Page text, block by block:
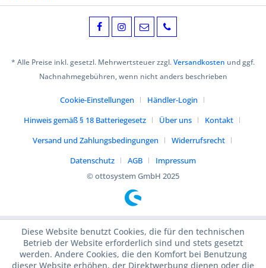
* Alle Preise inkl. gesetzl. Mehrwertsteuer zzgl.Versandkosten und ggf.
Nachnahmegebühren, wenn nicht anders beschrieben
Cookie-Einstellungen
Händler-Login
Hinweis gemäß § 18 Batteriegesetz
Über uns
Kontakt
Versand und Zahlungsbedingungen
Widerrufsrecht
Datenschutz
AGB
Impressum
© ottosystem GmbH 2025
Diese Website benutzt Cookies, die für den technischen
Betrieb der Website erforderlich sind und stets gesetzt
werden. Andere Cookies, die den Komfort bei Benutzung
dieser Website erhöhen, der Direktwerbung dienen oder die